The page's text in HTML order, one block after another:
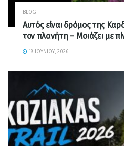
BLOG
Αυτός είναι δρόμος της
τον πλανήτη – Μοιάζει με
18 ΙΟΥΝΊΟΥ, 2026